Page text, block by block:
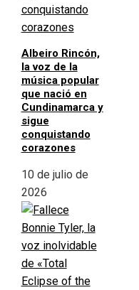
Albeiro Rincón,
la voz de la
música popular
que nació en
Cundinamarca y
sigue
conquistando
corazones
10 de julio de
2026